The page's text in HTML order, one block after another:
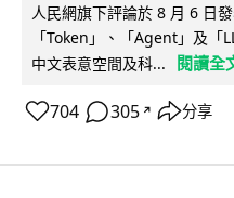
人民網旗下評論於 8 月 6 日
「Token」、「Agent」及「
中文表意空間及科...
閱讀全
704 305 ↗ 分享